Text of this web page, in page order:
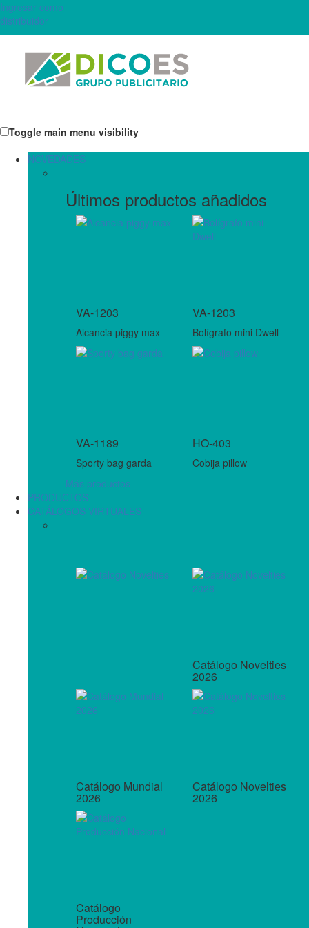
Ingresar como
distribuidor
Toggle main menu visibility
NOVEDADES
Últimos productos añadidos
VA-1203
Alcancia piggy max
VA-1203
Bolígrafo mini Dwell
VA-1189
Sporty bag garda
HO-403
Cobija pillow
Más productos
PRODUCTOS
CATÁLOGOS VIRTUALES
Catálogo Novelties
2026
Catálogo Mundial
2026
Catálogo Novelties
2026
Catálogo
Producción